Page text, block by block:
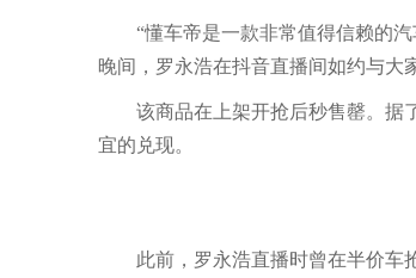
“懂车帝是一款非常值得信赖的汽
晚间，罗永浩在抖音直播间如约与大
该商品在上架开抢后秒售罄。据了
宜的兑现。
此前，罗永浩直播时曾在半价车抢